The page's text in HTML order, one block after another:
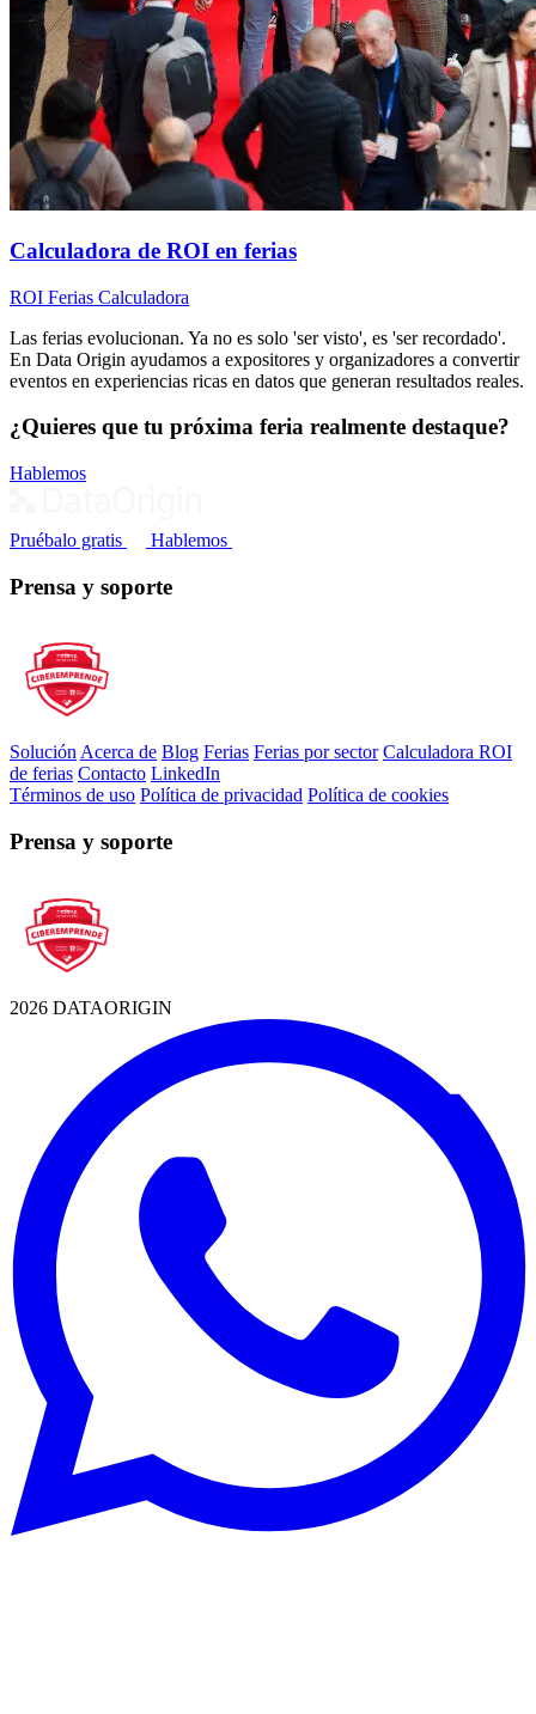
Calculadora de ROI en ferias
ROI Ferias Calculadora
Las ferias evolucionan. Ya no es solo 'ser visto', es 'ser recordado'.
En Data Origin ayudamos a expositores y organizadores a convertir
eventos en experiencias ricas en datos que generan resultados reales.
¿Quieres que tu próxima feria realmente destaque?
Hablemos
Pruébalo gratis Hablemos
Prensa y soporte
SoluciónAcerca de Blog Ferias Ferias por sector Calculadora ROI
de ferias Contacto LinkedIn
Términos de uso Política de privacidad Política de cookies
Prensa y soporte
2026 DATAORIGIN